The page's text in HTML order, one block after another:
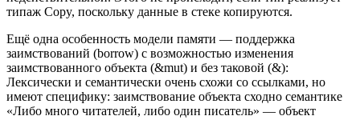
типаж Copy, поскольку данные в стеке копируются.
Ещё одна особенность модели памяти — поддержка
заимствований (borrow) с возможностью изменения
заимствованного объекта (&mut) и без таковой (&):
Лексически и семантически очень схожи со ссылками, но
имеют специфику: заимствование объекта сходно семантике
«Либо много читателей, либо один писатель» — объект